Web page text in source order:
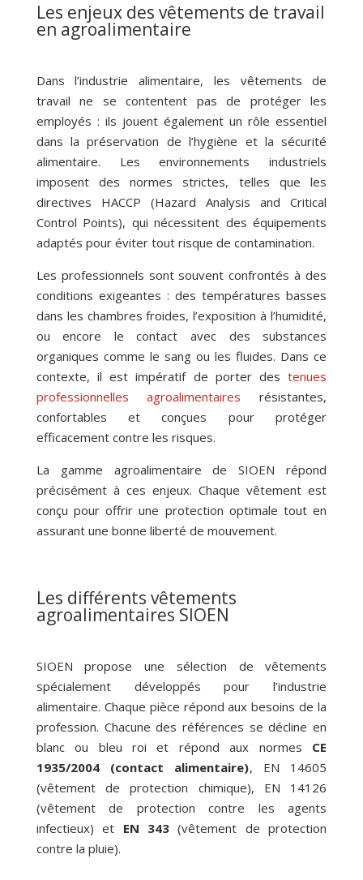
Les enjeux des vêtements de travail
en agroalimentaire
Dans l’industrie alimentaire, les vêtements de
travail ne se contentent pas de protéger les
employés : ils jouent également un rôle essentiel
dans la préservation de l’hygiène et la sécurité
alimentaire. Les environnements industriels
imposent des normes strictes, telles que les
directives HACCP (Hazard Analysis and Critical
Control Points), qui nécessitent des équipements
adaptés pour éviter tout risque de contamination.
Les professionnels sont souvent confrontés à des
conditions exigeantes : des températures basses
dans les chambres froides, l’exposition à l’humidité,
ou encore le contact avec des substances
organiques comme le sang ou les fluides. Dans ce
contexte, il est impératif de porter destenues
professionnelles agroalimentaires résistantes,
confortables et conçues pour protéger
efficacement contre les risques.
La gamme agroalimentaire de SIOEN répond
précisément à ces enjeux. Chaque vêtement est
conçu pour offrir une protection optimale tout en
assurant une bonne liberté de mouvement.
Les différents vêtements
agroalimentaires SIOEN
SIOEN propose une sélection de vêtements
spécialement développés pour l’industrie
alimentaire. Chaque pièce répond aux besoins de la
profession. Chacune des références se décline en
blanc ou bleu roi et répond aux normes CE
1935/2004 (contact alimentaire), EN 14605
(vêtement de protection chimique), EN 14126
(vêtement de protection contre les agents
infectieux) et EN 343 (vêtement de protection
contre la pluie).